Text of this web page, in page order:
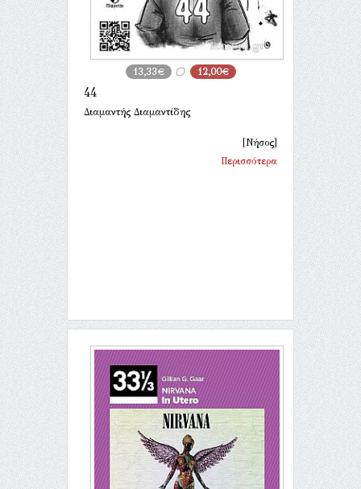
13,33€ 12,00€
44
Διαμαντής Διαμαντίδης
[Νήσος]
Περισσότερα